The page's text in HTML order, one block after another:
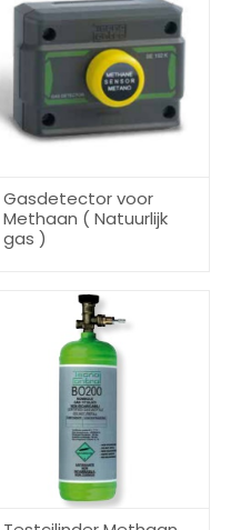
Gasdetector voor
Methaan ( Natuurlijk
gas )